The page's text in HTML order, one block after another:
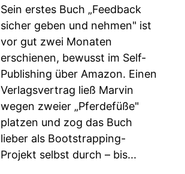
Sein erstes Buch „Feedback
sicher geben und nehmen" ist
vor gut zwei Monaten
erschienen, bewusst im Self-
Publishing über Amazon. Einen
Verlagsvertrag ließ Marvin
wegen zweier „Pferdefüße"
platzen und zog das Buch
lieber als Bootstrapping-
Projekt selbst durch – bis...